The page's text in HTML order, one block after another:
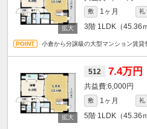
敷 1ヶ月 礼
3階 1LDK（45.36
小倉から分譲級の大型マンション賃貸
512 7.4万円
6,000円
敷 1ヶ月 礼
5階 1LDK（45.36